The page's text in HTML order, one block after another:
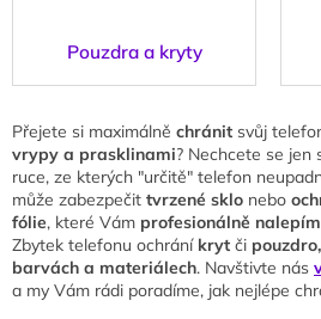
Pouzdra a kryty
Přejete si maximálně chránit svůj
vrypy a prasklinami? Nechcete se jen
ruce, ze kterých "určitě" telefon
může zabezpečit tvrzené sklo nebo
fólie, které Vám profesionálně
Zbytek telefonu ochráníkryt či pouzdro,
barvách a materiálech. Navštivte nás
a my Vám rádi poradíme, jak nejlépe